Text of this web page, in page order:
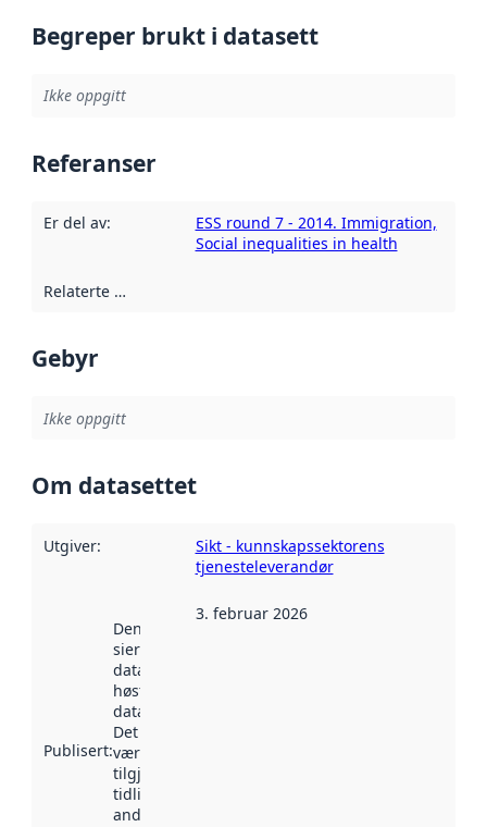
Begreper brukt i datasett
Ikke oppgitt
Referanser
Er del av:
ESS round 7 - 2014. Immigration,
Social inequalities in health
Relaterte ressurser
Gebyr
Ikke oppgitt
Om datasettet
Utgiver:
Sikt - kunnskapssektorens
tjenesteleverandør
Publisert:
Denne datoen
sier når
datasettet ble
høstet av
data.norge.no.
Det kan ha
vært
tilgjengelig
tidligere
andre steder.
3. februar 2026